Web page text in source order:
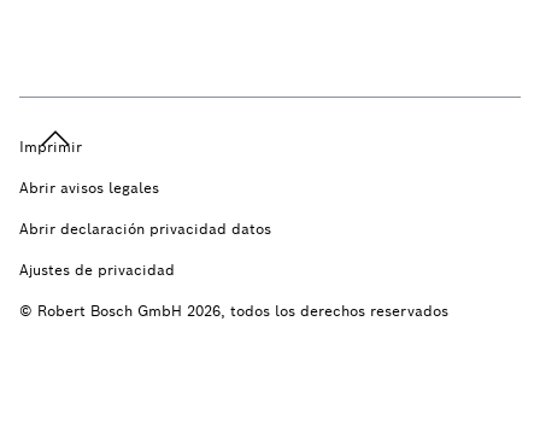
Imprimir
Abrir avisos legales
Abrir declaración privacidad datos
Ajustes de privacidad
© Robert Bosch GmbH 2026, todos los derechos reservados